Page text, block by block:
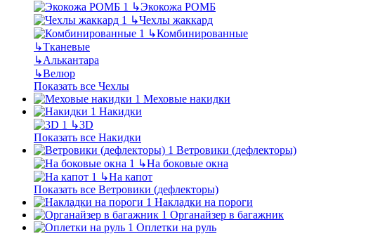
↳Экокожа РОМБ
↳Чехлы жаккард
↳Комбинированные
↳Тканевые
↳Алькантара
↳Велюр
Показать все Чехлы
Меховые накидки
Накидки
↳3D
Показать все Накидки
Ветровики (дефлекторы)
↳На боковые окна
↳На капот
Показать все Ветровики (дефлекторы)
Накладки на пороги
Органайзер в багажник
Оплетки на руль